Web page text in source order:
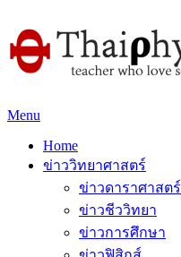
Menu
Home
ข่าววิทยาศาสตร์
ข่าวดาราศาสตร์
ข่าวชีววิทยา
ข่าวการศึกษา